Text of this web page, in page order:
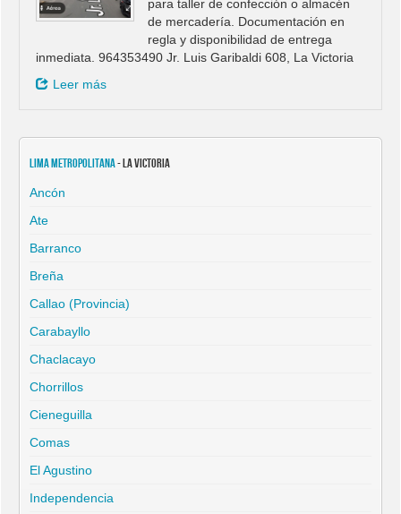
para taller de confección o almacén
de mercadería. Documentación en
regla y disponibilidad de entrega
inmediata. 964353490 Jr. Luis Garibaldi 608, La Victoria
Leer más
Lima Metropolitana- La Victoria
Ancón
Ate
Barranco
Breña
Callao (Provincia)
Carabayllo
Chaclacayo
Chorrillos
Cieneguilla
Comas
El Agustino
Independencia